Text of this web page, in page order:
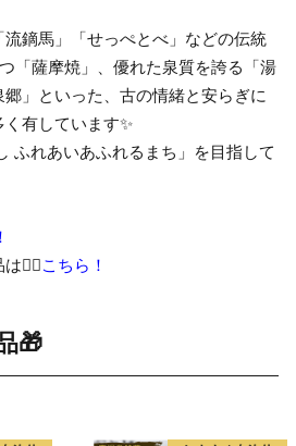
流鏑馬」「せっぺとべ」などの伝統
「薩摩焼」、優れた泉質を誇る「湯
」といった、古の情緒と安らぎに
有しています✨
ふれあいあふれるまち」を目指して
👉🏻こちら！
🎁